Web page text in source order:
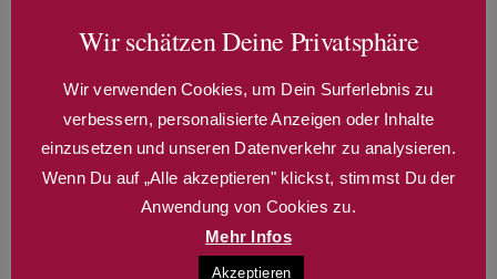
Gscheidr mr denkt älles, was mr sait,
als wia mr sait älles was mr denkt!
Wir schätzen Deine Privatsphäre
Wir verwenden Cookies, um Dein Surferlebnis zu
verbessern, personalisierte Anzeigen oder Inhalte
einzusetzen und unseren Datenverkehr zu analysieren.
Wenn Du auf „Alle akzeptieren" klickst, stimmst Du der
Anwendung von Cookies zu.
Mehr Infos
Akzeptieren